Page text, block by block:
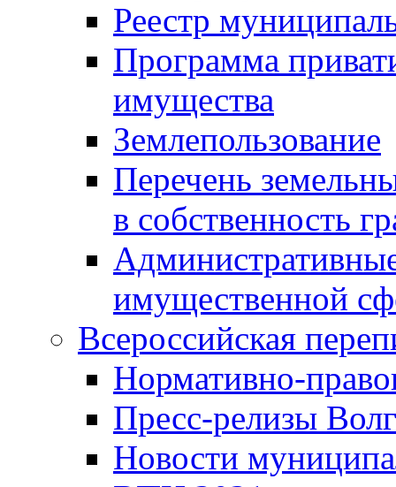
Реестр
Программа
имущества
Землепользование
Перечень
в собственность
имущественной
Всероссийская
Нормативно-
Пресс-релизы
Новости